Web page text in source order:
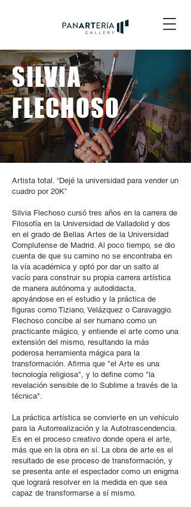
SILVIA
FLECHOSO
Artista total. “Dejé la universidad para vender un
cuadro por 20K”
Silvia Flechoso cursó tres años en la carrera de
Filosofía en la Universidad de Valladolid y dos
en el grado de Bellas Artes de la Universidad
Complutense de Madrid. Al poco tiempo, se dio
cuenta de que su camino no se encontraba en
la vía académica y optó por dar un salto al
vacío para construir su propia carrera artística
de manera autónoma y autodidacta,
apoyándose en el estudio y la práctica de
figuras como Tiziano, Velázquez o Caravaggio.
Flechoso concibe al ser humano como un
practicante mágico, y entiende el arte como una
extensión del mismo, resultando la más
poderosa herramienta mágica para la
transformación. Afirma que "el Arte es una
tecnología religiosa", y lo define como "la
revelación sensible de lo Sublime a través de la
técnica".
La práctica artística se convierte en un vehículo
para la Autorrealización y la Autotrascendencia.
Es en el proceso creativo donde opera el arte,
más que en la obra en sí. La obra de arte es el
resultado de ese proceso de transformación, y
se presenta ante el espectador como un enigma
que logrará resolver en la medida en que sea
capaz de transformarse a sí mismo.